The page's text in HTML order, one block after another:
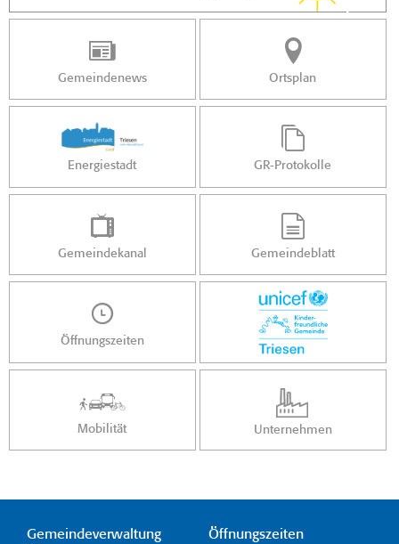
Gemeindenews Ortsplan
Energiestadt GR-Protokolle
Gemeindekanal Gemeindeblatt
Öffnungszeiten
Mobilität Unternehmen
Gemeindeverwaltung
Öffnungszeiten